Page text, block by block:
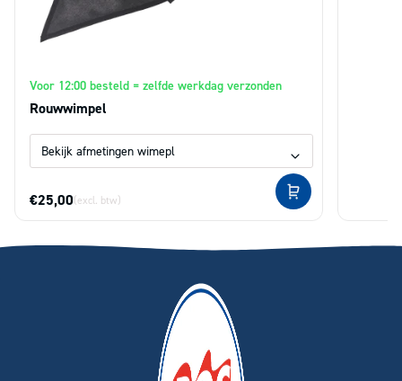
Voor 12:00 besteld = zelfde werkdag verzonden
Rouwwimpel
€25,00(excl. btw)